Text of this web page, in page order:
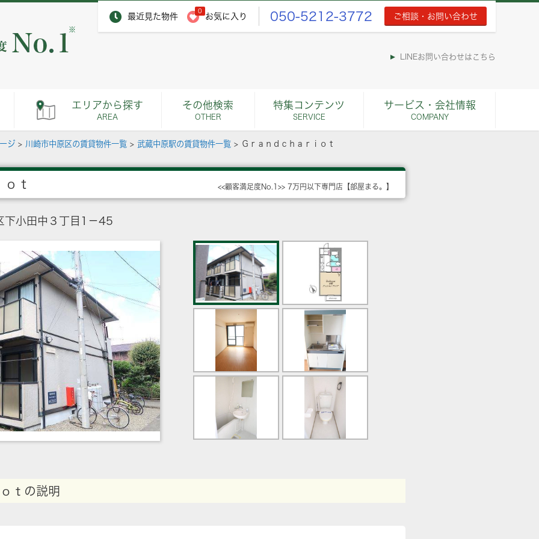
最近見た物件
0
お気に入り 050-5212-3772 ご相談・お問い合わせ
※
LINEお問い合わせはこちら
エリアから探す
AREA
その他検索
OTHER
特集コンテンツ
SERVICE
サービス・会社情報
COMPANY
ジ > 川崎市中原区の賃貸物件一覧 > 武蔵中原駅の賃貸物件一覧 > Ｇｒａｎｄｃｈａｒｉｏｔ
ｔ <<顧客満足度No.1>> 7万円以下専門店【部屋まる。】
下小田中３丁目1－45
ｔの説明